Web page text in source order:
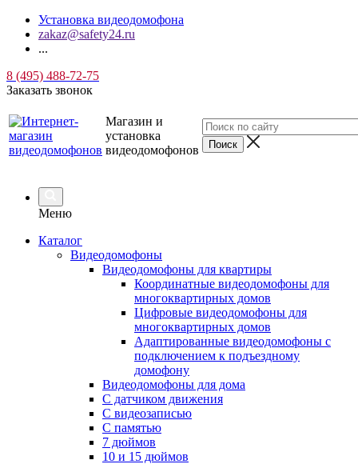
Установка видеодомофона
zakaz@safety24.ru
...
8 (495) 488-72-75
Заказать звонок
Магазин и
установка
видеодомофонов
Меню
Каталог
Видеодомофоны
Видеодомофоны для квартиры
Координатные видеодомофоны для
многоквартирных домов
Цифровые видеодомофоны для
многоквартирных домов
Адаптированные видеодомофоны с
подключением к подъездному
домофону
Видеодомофоны для дома
С датчиком движения
С видеозаписью
C памятью
7 дюймов
10 и 15 дюймов